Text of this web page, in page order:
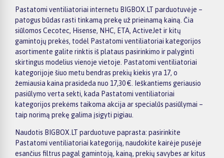
Pastatomi ventiliatoriai internetu BIGBOX.LT parduotuvėje –
patogus būdas rasti tinkamą prekę už prieinamą kainą. Čia
siūlomos Cecotec, Hisense, NHC, ETA, ActiveJet ir kitų
gamintojų prekės, todėl Pastatomi ventiliatoriai kategorijos
asortimente galite rinktis iš plataus pasirinkimo ir palyginti
skirtingus modelius vienoje vietoje. Pastatomi ventiliatoriai
kategorijoje šiuo metu bendras prekių kiekis yra 17, o
žemiausia kaina prasideda nuo 17,30 €. Ieškantiems geriausio
pasiūlymo verta sekti, kada Pastatomi ventiliatoriai
kategorijos prekėms taikoma akcija ar specialūs pasiūlymai –
taip norimą prekę galima įsigyti pigiau.
Naudotis BIGBOX.LT parduotuve paprasta: pasirinkite
Pastatomi ventiliatoriai kategoriją, naudokite kairėje pusėje
esančius filtrus pagal gamintoją, kainą, prekių savybes ar kitus